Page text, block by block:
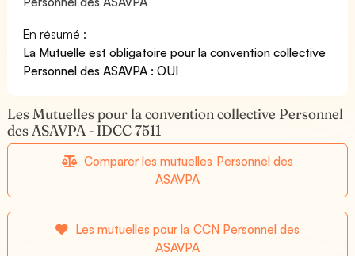
En résumé :
La Mutuelle est obligatoire pour la convention collective
Personnel des ASAVPA : OUI
Les Mutuelles pour la convention collective Personnel
des ASAVPA - IDCC 7511
Comparer les mutuelles Personnel des
ASAVPA
Les mutuelles pour la CCN Personnel des
ASAVPA